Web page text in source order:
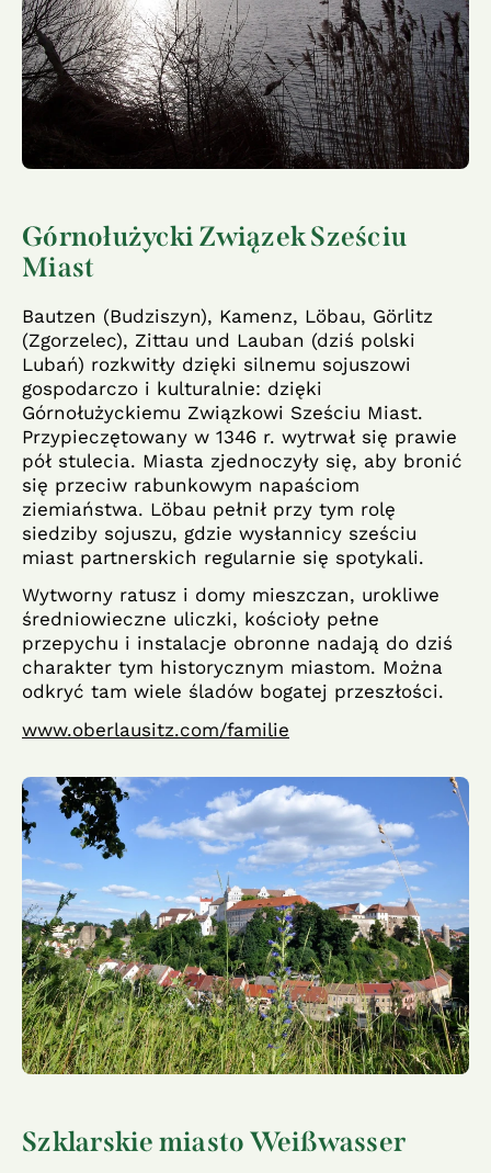
Górnołużycki Związek Sześciu
Miast
Bautzen (Budziszyn), Kamenz, Löbau, Görlitz
(Zgorzelec), Zittau und Lauban (dziś polski
Lubań) rozkwitły dzięki silnemu sojuszowi
gospodarczo i kulturalnie: dzięki
Górnołużyckiemu Związkowi Sześciu Miast.
Przypieczętowany w 1346 r. wytrwał się prawie
pół stulecia. Miasta zjednoczyły się, aby bronić
się przeciw rabunkowym napaściom
ziemiaństwa. Löbau pełnił przy tym rolę
siedziby sojuszu, gdzie wysłannicy sześciu
miast partnerskich regularnie się spotykali.
Wytworny ratusz i domy mieszczan, urokliwe
średniowieczne uliczki, kościoły pełne
przepychu i instalacje obronne nadają do dziś
charakter tym historycznym miastom. Można
odkryć tam wiele śladów bogatej przeszłości.
www.oberlausitz.com/familie
Szklarskie miasto Weißwasser